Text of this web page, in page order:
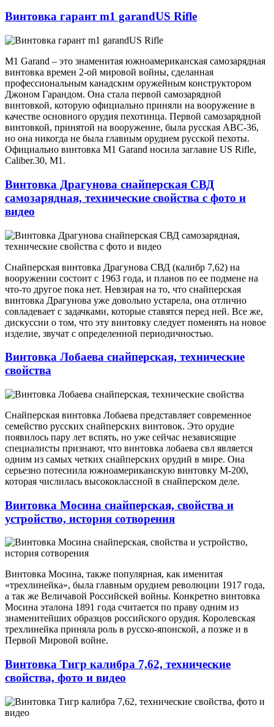
Винтовка гарант m1 garandUS Rifle
M1 Garand – это знаменитая южноамериканская самозарядная
винтовка времен 2-ой мировой войны, сделанная
профессиональным канадским оружейным конструктором
Джоном Гарандом. Она стала первой самозарядной
винтовкой, которую официально приняли на вооружение в
качестве основного орудия пехотинца. Первой самозарядной
винтовкой, принятой на вооружение, была русская АВС-36,
но она никогда не была главным орудием русской пехоты.
Официально винтовка M1 Garand носила заглавие US Rifle,
Caliber.30, M1.
Винтовка Драгунова снайперская СВД
самозарядная, технические свойства с фото и
видео
Снайперская винтовка Драгунова СВД (калибр 7,62) на
вооружении состоит с 1963 года, и планов по ее подмене на
что-то другое пока нет. Невзирая на то, что снайперская
винтовка Драгунова уже довольно устарела, она отлично
совладевает с задачками, которые ставятся перед ней. Все же,
дискуссии о том, что эту винтовку следует поменять на новое
изделие, звучат с определенной периодичностью.
Винтовка Лобаева снайперская, технические
свойства
Снайперская винтовка Лобаева представляет современное
семейство русских снайперских винтовок. Это орудие
появилось пару лет вспять, но уже сейчас независящие
специалисты признают, что винтовка лобаева свл является
одним из самых четких снайперских орудий в мире. Она
серьезно потеснила южноамериканскую винтовку M-200,
которая числилась высококлассной в снайперском деле.
Винтовка Мосина снайперская, свойства и
устройство, история сотворения
Винтовка Мосина, также популярная, как именитая
«трехлинейка», была главным орудием революции 1917 года,
а так же Величавой Российскей войны. Конкретно винтовка
Мосина эталона 1891 года считается по праву одним из
знаменитейших образцов российского орудия. Королевская
трехлинейка приняла роль в русско-японской, а позже и в
Первой Мировой войне.
Винтовка Тигр калибра 7,62, технические
свойства, фото и видео